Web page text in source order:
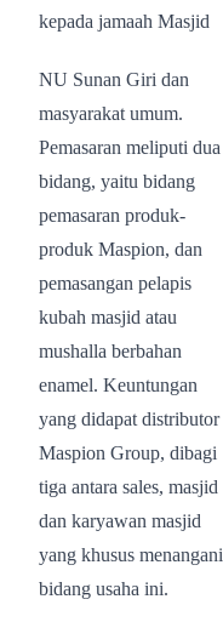
kepada jamaah Masjid
NU Sunan Giri dan
masyarakat umum.
Pemasaran meliputi dua
bidang, yaitu bidang
pemasaran produk-
produk Maspion, dan
pemasangan pelapis
kubah masjid atau
mushalla berbahan
enamel. Keuntungan
yang didapat distributor
Maspion Group, dibagi
tiga antara sales, masjid
dan karyawan masjid
yang khusus menangani
bidang usaha ini.